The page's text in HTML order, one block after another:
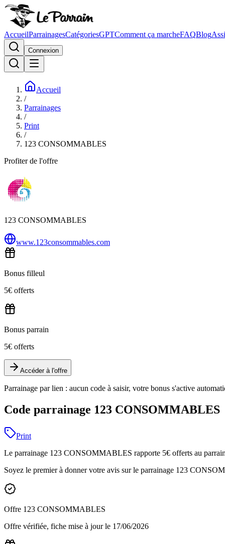
AccueilParrainagesCatégoriesGPTComment ça marcheFAQBlog
Connexion
Accueil
/
Parrainages
/
Print
/
123 CONSOMMABLES
Profiter de l'offre
123 CONSOMMABLES
www.123consommables.com
Bonus filleul
5€ offerts
Bonus parrain
5€ offerts
Accéder à l'offre
Parrainage par lien : aucun code à saisir, votre bonus s'active
Code parrainage 123 CONSOMMABLES
Print
Le parrainage 123 CONSOMMABLES rapporte 5€ offerts au
Soyez le premier à donner votre avis sur le parrainage 123
Offre 123 CONSOMMABLES
Offre vérifiée, fiche mise à jour le 17/06/2026